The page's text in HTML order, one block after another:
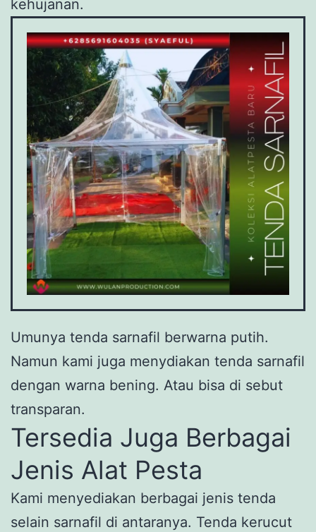
kehujanan.
Umunya tenda sarnafil berwarna putih.
Namun kami juga menydiakan tenda sarnafil
dengan warna bening. Atau bisa di sebut
transparan.
Tersedia Juga Berbagai
Jenis Alat Pesta
Kami menyediakan berbagai jenis tenda
selain sarnafil di antaranya. Tenda kerucut